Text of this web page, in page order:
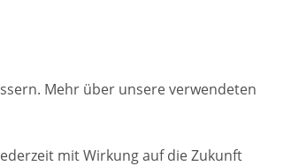
Mehr über unsere verwendeten
mit Wirkung auf die Zukunft